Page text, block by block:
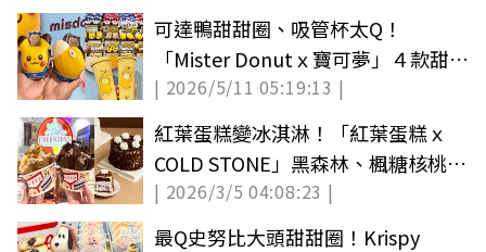
可達鴨甜甜圈、吸管杯太Q！
「Mister Donutｘ寶可夢」４款甜甜
圈＋５周邊開箱
| 2026/5/11 05:19:13 |
紅葉蛋糕變冰淇淋！「紅葉蛋糕ｘ
COLD STONE」黑森林、楓糖核桃，
蛋糕同步吃
| 2026/3/5 04:08:23 |
最Q史努比大頭甜甜圈！Krispy